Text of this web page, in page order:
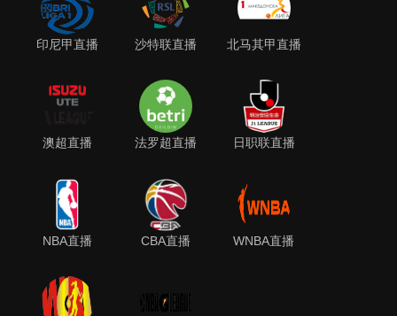
印尼甲直播 沙特联直播 北马其甲直播
澳超直播 法罗超直播 日职联直播
NBA直播 CBA直播 WNBA直播